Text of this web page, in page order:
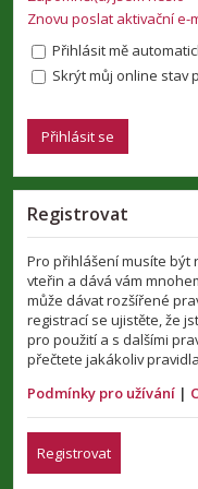
Znovu poslat aktivační e-
Přihlásit mě
Skrýt můj online stav
Registrovat
Pro přihlášení musíte být
vteřin a dává vám
může dávat rozšířené
registrací se ujistěte, že
pro použití a s dalšími
přečtete jakákoliv
Podmínky pro užívání |
Registrovat